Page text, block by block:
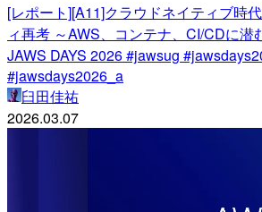
[レポート][A11]クラウドネイティブ時
ィ再考 ～AWS、コンテナ、CI/CDに潜
JAWS DAYS 2026 #jawsug
#jawsdays2026_a
臼田佳祐
2026.03.07